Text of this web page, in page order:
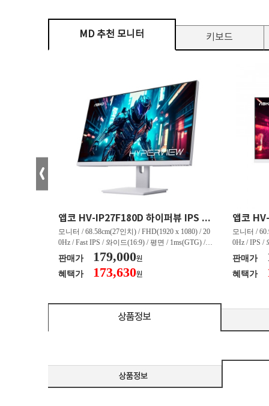
MD 추천 모니터 키보드
앱코 HV-IP27F180D 하이퍼뷰 IPS FHD 200 HDR 무결점
모니터 / 68.58cm(27인치) / FHD(1920 x 1080) / 20
0Hz / Fast IPS / 와이드(16:9) / 평면 / 1ms(GTG) / 3
50nit / 1,000:1 / 헤드폰 아웃 / LED 조명 / 틸트(상
하) / 6kg / [색상영역] / sRGB:128% / Adobe RGB:8
5% / DCI-P3:91% / NTSC:90% / [게임특화] / 조준
판매가 179,000원
혜택가 173,630원
모니터 /
0Hz / IPS /
50nit /
하) / 4.9kg
80% / DCI-
판매가
혜택가